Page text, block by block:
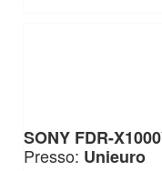
SONY FDR-
Presso: Unieuro